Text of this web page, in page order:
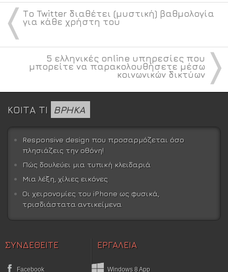
〈 Το Twitter διαθέτει (μυστική) βαθμολογία
για κάθε χρήστη του
〉
5 ελληνικές online υπηρεσίες που
μπορείτε να παρακολουθήσετε μέσω
κοινωνικών δικτύων
ΚΟΙΤΑ ΤΙ ΒΡΗΚΑ
Responsive design που προσαρμόζεται όσο
πλησιάζεις την οθόνη!
Πώς δουλεύει μια τυπική κλειδαριά
Μια λέξη, χίλιες εικόνες
Οι χειρονομίες του iPhone ως φυσικά,
τρισδιάστατα αντικείμενα
ΣΥΝΔΕΘΕΙΤΕ
Facebook
ΕΡΓΑΛΕΙΑ
Windows 8 App